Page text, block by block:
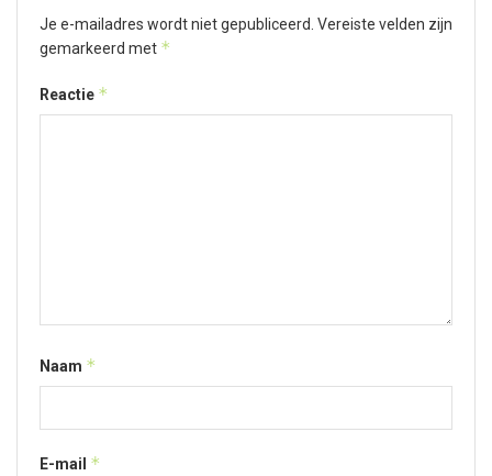
Je e-mailadres wordt niet gepubliceerd. Vereiste velden zijn
gemarkeerd met *
Reactie *
Naam *
E-mail *